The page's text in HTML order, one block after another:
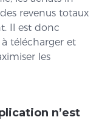
revenus totaux
Il est donc
télécharger et
les
n’est